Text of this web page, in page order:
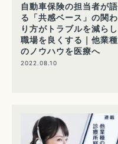
自動車保険の担当者が語
る「共感ベース」の関わ
り方がトラブルを減らし
職場を良くする｜他業種
のノウハウを医療へ
2022.08.10